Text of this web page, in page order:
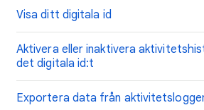
Visa ditt digitala id
Aktivera eller inaktivera
det digitala id:t
Exportera data från